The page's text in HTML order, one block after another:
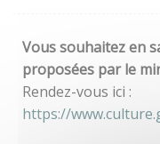
Vous souhaitez en
proposées par le
Rendez-vous ici :
https://